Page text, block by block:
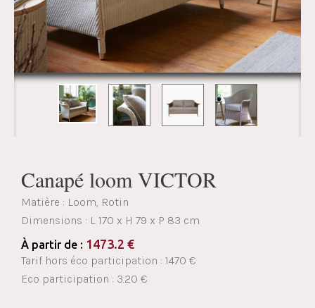
Canapé loom VICTOR
Matière : Loom, Rotin
Dimensions : L 170 x H 79 x P 83 cm
À partir de : 1473.2 €
Tarif hors éco participation : 1470 €
Eco participation : 3.20 €